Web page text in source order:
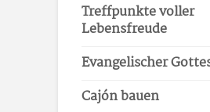
Treffpunkte voller
Lebensfreude
Evangelischer
Cajón bauen